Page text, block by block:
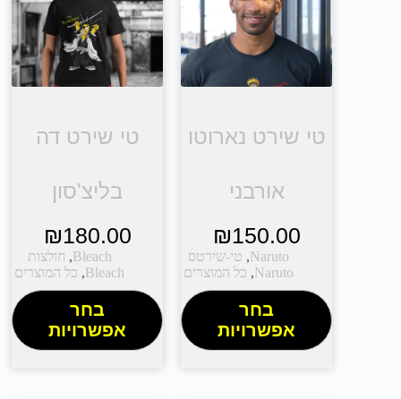
טי שירט נארוטו
אורבני
₪150.00
Naruto
, טי-שירטס
Naruto
, כל המוצרים
בחר
אפשרויות
טי שירט דה
בליצ'סון
₪180.00
Bleach
, חולצות
Bleach
, כל המוצרים
בחר
אפשרויות